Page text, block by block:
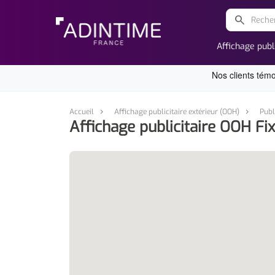
search
Affichage
Accueil Affichage publicitaire extérieur (OOH)
Affichage publicitaire OOH